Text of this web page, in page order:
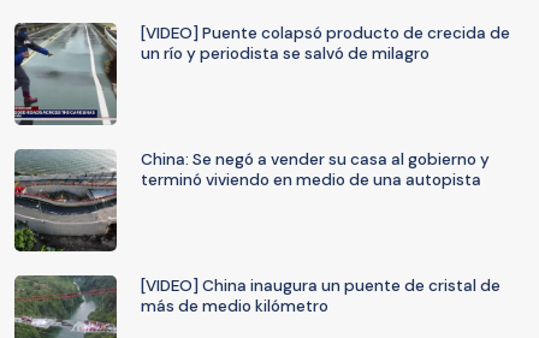
[VIDEO] Puente colapsó producto de crecida de
un río y periodista se salvó de milagro
China: Se negó a vender su casa al gobierno y
terminó viviendo en medio de una autopista
[VIDEO] China inaugura un puente de cristal de
más de medio kilómetro